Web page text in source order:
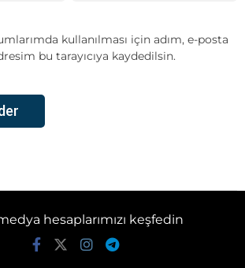
kullanılması için adım, e-posta
bu tarayıcıya kaydedilsin.
hesaplarımızı keşfedin